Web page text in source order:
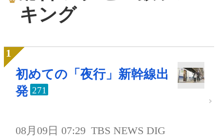
キング
初めての「夜行」新幹線出
発 271
08月09日 07:29 TBS NEWS DIG